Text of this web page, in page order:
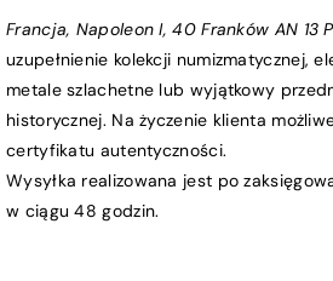
Francja, Napoleon I, 40 Franków AN 13
uzupełnienie kolekcji numizmatycznej,
metale szlachetne lub wyjątkowy
historycznej. Na życzenie klienta
certyfikatu autentyczności.
Wysyłka realizowana jest po
w ciągu 48 godzin.